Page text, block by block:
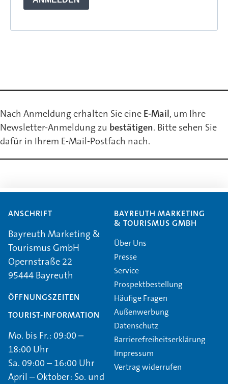
Nach Anmeldung erhalten Sie eine E-Mail, um Ihre
Newsletter-Anmeldung zu bestätigen. Bitte sehen Sie
dafür in Ihrem E-Mail-Postfach nach.
ANSCHRIFT
Bayreuth Marketing &
Tourismus GmbH
Opernstraße 22
95444 Bayreuth
ÖFFNUNGSZEITEN
TOURIST-INFORMATION
Mo. bis Fr.: 09:00 –
18:00 Uhr
Sa. 09:00 – 16:00 Uhr
April – Oktober: So. und
BAYREUTH MARKETING
& TOURISMUS GMBH
Über Uns
Presse
Service
Prospektbestellung
Häufige Fragen
Außenwerbung
Datenschutz
Barrierefreiheitserklärung
Impressum
Vertrag widerrufen